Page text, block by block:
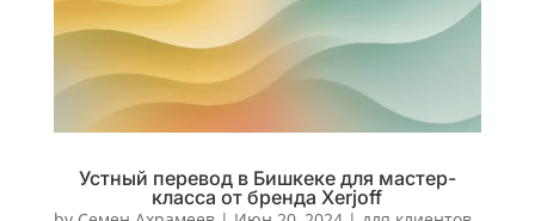
Устный перевод в Бишкеке для мастер-
класса от бренда Xerjoff